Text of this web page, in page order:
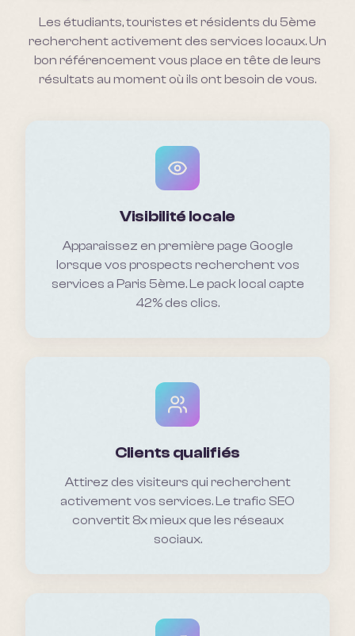
Les étudiants, touristes et résidents du 5ème
recherchent activement des services locaux. Un
bon référencement vous place en tête de leurs
résultats au moment où ils ont besoin de vous.
Visibilité locale
Apparaissez en première page Google
lorsque vos prospects recherchent vos
services a Paris 5ème. Le pack local capte
42% des clics.
Clients qualifiés
Attirez des visiteurs qui recherchent
activement vos services. Le trafic SEO
convertit 8x mieux que les réseaux
sociaux.